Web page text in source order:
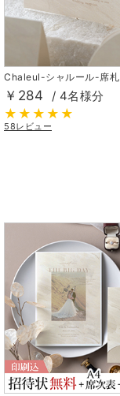
Chaleul-シャルール-席札
￥284 / 4名様分
58レビュー